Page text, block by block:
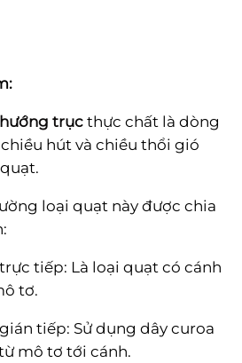
trục thực chất là dòng
hút và chiều thổi gió
loại quạt này được chia
tiếp: Là loại quạt có cánh
tơ.
tiếp: Sử dụng dây curoa
mô tơ tới cánh.